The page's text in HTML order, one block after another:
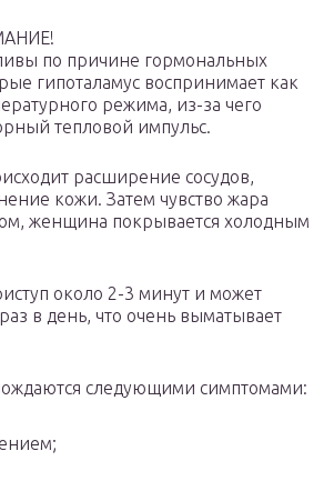
по причине гормональных
гипоталамус воспринимает как
режима, из-за чего
тепловой импульс.
расширение сосудов,
кожи. Затем чувство жара
женщина покрывается холодным
около 2-3 минут и может
в день, что очень выматывает
следующими симптомами: